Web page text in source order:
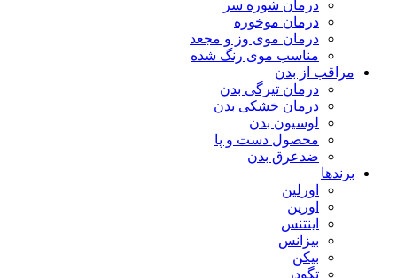
درمان شوره سر
درمان موخوره
درمان موی وز و مجعد
مناسب موی رنگ شده
مراقب از بدن
درمان تیرگی بدن
درمان خشکی بدن
لوسیون بدن
محصول دست و پا
ضدعرق بدن
برندها
اورلین
اورین
اینتنس
بیزانس
بیکن
تگودر